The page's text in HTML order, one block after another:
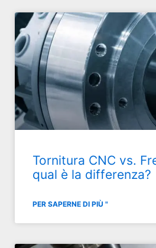
Tornitura CNC vs.
qual è la differenza?
PER SAPERNE DI PIÙ "